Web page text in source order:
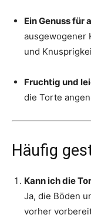
Ein Genuss für
ausgewogener
und
Fruchtig und
die Torte
Häufig
Kann ich die
Ja, die Böden
vorher